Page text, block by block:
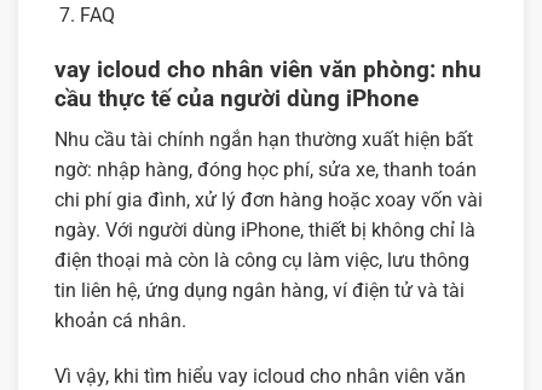
FAQ
vay icloud cho nhân viên văn phòng: nhu
cầu thực tế của người dùng iPhone
Nhu cầu tài chính ngắn hạn thường xuất hiện bất
ngờ: nhập hàng, đóng học phí, sửa xe, thanh toán
chi phí gia đình, xử lý đơn hàng hoặc xoay vốn vài
ngày. Với người dùng iPhone, thiết bị không chỉ là
điện thoại mà còn là công cụ làm việc, lưu thông
tin liên hệ, ứng dụng ngân hàng, ví điện tử và tài
khoản cá nhân.
Vì vậy, khi tìm hiểu vay icloud cho nhân viên văn